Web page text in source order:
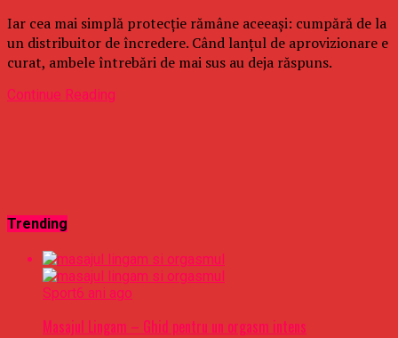
Iar cea mai simplă protecție rămâne aceeași: cumpără de la
un distribuitor de încredere. Când lanțul de aprovizionare e
curat, ambele întrebări de mai sus au deja răspuns.
Continue Reading
Trending
Sport6 ani ago
Masajul Lingam – Ghid pentru un orgasm intens